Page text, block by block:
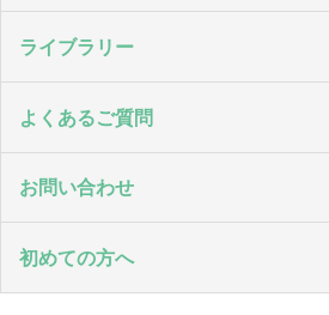
ライブラリー
よくあるご質問
お問い合わせ
初めての方へ